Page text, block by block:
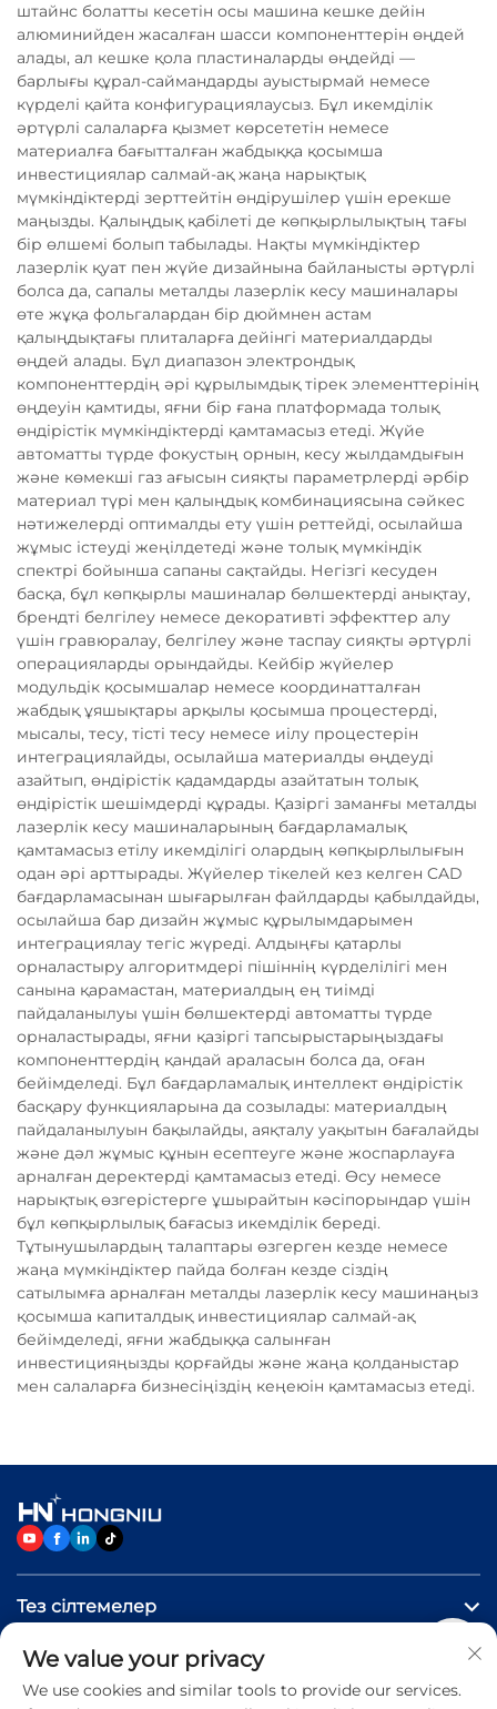
штайнс болатты кесетін осы машина кешке дейін
алюминийден жасалған шасси компоненттерін өңдей
алады, ал кешке қола пластиналарды өңдейді —
барлығы құрал-саймандарды ауыстырмай немесе
күрделі қайта конфигурациялаусыз. Бұл икемділік
әртүрлі салаларға қызмет көрсететін немесе
материалға бағытталған жабдыққа қосымша
инвестициялар салмай-ақ жаңа нарықтық
мүмкіндіктерді зерттейтін өндірушілер үшін ерекше
маңызды. Қалыңдық қабілеті де көпқырлылықтың тағы
бір өлшемі болып табылады. Нақты мүмкіндіктер
лазерлік қуат пен жүйе дизайнына байланысты әртүрлі
болса да, сапалы металды лазерлік кесу машиналары
өте жұқа фольгалардан бір дюймнен астам
қалыңдықтағы плиталарға дейінгі материалдарды
өңдей алады. Бұл диапазон электрондық
компоненттердің әрі құрылымдық тірек элементтерінің
өңдеуін қамтиды, яғни бір ғана платформада толық
өндірістік мүмкіндіктерді қамтамасыз етеді. Жүйе
автоматты түрде фокустың орнын, кесу жылдамдығын
және көмекші газ ағысын сияқты параметрлерді әрбір
материал түрі мен қалыңдық комбинациясына сәйкес
нәтижелерді оптималды ету үшін реттейді, осылайша
жұмыс істеуді жеңілдетеді және толық мүмкіндік
спектрі бойынша сапаны сақтайды. Негізгі кесуден
басқа, бұл көпқырлы машиналар бөлшектерді анықтау,
брендті белгілеу немесе декоративті эффекттер алу
үшін гравюралау, белгілеу және таспау сияқты әртүрлі
операцияларды орындайды. Кейбір жүйелер
модульдік қосымшалар немесе координатталған
жабдық ұяшықтары арқылы қосымша процестерді,
мысалы, тесу, тісті тесу немесе иілу процестерін
интеграциялайды, осылайша материалды өңдеуді
азайтып, өндірістік қадамдарды азайтатын толық
өндірістік шешімдерді құрады. Қазіргі заманғы металды
лазерлік кесу машиналарының бағдарламалық
қамтамасыз етілу икемділігі олардың көпқырлылығын
одан әрі арттырады. Жүйелер тікелей кез келген CAD
бағдарламасынан шығарылған файлдарды қабылдайды,
осылайша бар дизайн жұмыс құрылымдарымен
интеграциялау тегіс жүреді. Алдыңғы қатарлы
орналастыру алгоритмдері пішіннің күрделілігі мен
санына қарамастан, материалдың ең тиімді
пайдаланылуы үшін бөлшектерді автоматты түрде
орналастырады, яғни қазіргі тапсырыстарыңыздағы
компоненттердің қандай араласын болса да, оған
бейімделеді. Бұл бағдарламалық интеллект өндірістік
басқару функцияларына да созылады: материалдың
пайдаланылуын бақылайды, аяқталу уақытын бағалайды
және дәл жұмыс құнын есептеуге және жоспарлауға
арналған деректерді қамтамасыз етеді. Өсу немесе
нарықтық өзгерістерге ұшырайтын кәсіпорындар үшін
бұл көпқырлылық бағасыз икемділік береді.
Тұтынушылардың талаптары өзгерген кезде немесе
жаңа мүмкіндіктер пайда болған кезде сіздің
сатылымға арналған металды лазерлік кесу машинаңыз
қосымша капиталдық инвестициялар салмай-ақ
бейімделеді, яғни жабдыққа салынған
инвестицияңызды қорғайды және жаңа қолданыстар
мен салаларға бизнесіңіздің кеңеюін қамтамасыз етеді.
Тез сілтемелер
Өнімдер
We value your privacy
We use cookies and similar tools to provide our services.